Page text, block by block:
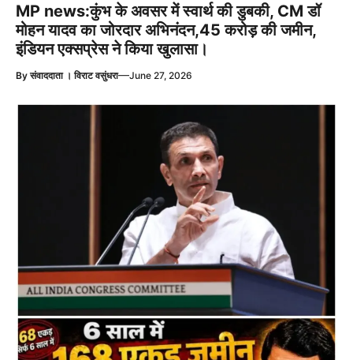
MP news:कुंभ के अवसर में स्वार्थ की डुबकी, CM डॉ
मोहन यादव का जोरदार अभिनंदन,45 करोड़ की जमीन,
इंडियन एक्सप्रेस ने किया खुलासा।
Byसंवाददाता । विराट वसुंधरा—June 27, 2026